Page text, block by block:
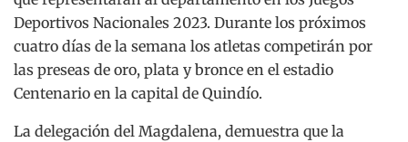
Deportivos Nacionales 2023. Durante los próximos
cuatro días de la semana los atletas competirán por
las preseas de oro, plata y bronce en el estadio
Centenario en la capital de Quindío.
La delegación del Magdalena, demuestra que la